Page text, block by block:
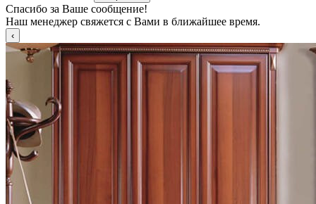
Спасибо за Ваше сообщение!
Наш менеджер свяжется с Вами в ближайшее время.